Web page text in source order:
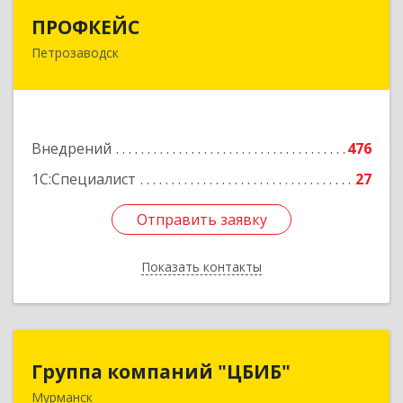
ПРОФКЕЙС
Петрозаводск
Внедрений
476
1С:Специалист
27
Отправить заявку
Показать контакты
185035, Карелия Респ, Петрозаводск г, Красная
Отправить заявку
Назад
Группа компаний "ЦБИБ"
Мурманск
Группа компаний "ЦБИБ"